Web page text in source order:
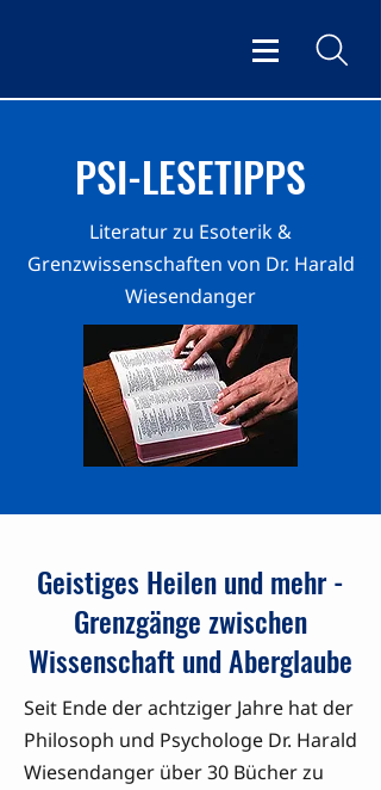
PSI-LESETIPPS
Literatur zu Esoterik &
Grenzwissenschaften von Dr. Harald
Wiesendanger
Geistiges Heilen und mehr -
Grenzgänge zwischen
Wissenschaft und Aberglaube
Seit Ende der achtziger Jahre hat der
Philosoph und Psychologe Dr. Harald
Wiesendanger über 30 Bücher zu